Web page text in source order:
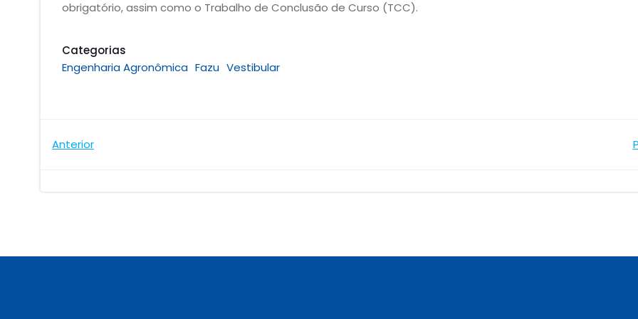
obrigatório, assim como o Trabalho de Conclusão de Curso (TCC).
Categorias
Engenharia Agronômica Fazu Vestibular
Navegação
Anterior